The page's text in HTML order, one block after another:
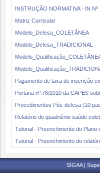
INSTRUÇÃO NORMATIVA - IN
Matriz Curricular
Modelo_Defesa_COLETÂNEA
Modelo_Defesa_TRADICIONAL
Pagamento de taxa de inscrição
Portaria nº.76/2010 da CAPES
Procedimentos Pós-defesa (10
Relatório do quadriênio saúde
Tutorial - Preenchimento do Plano
Tutorial - Preenchimento do
SIGAA |